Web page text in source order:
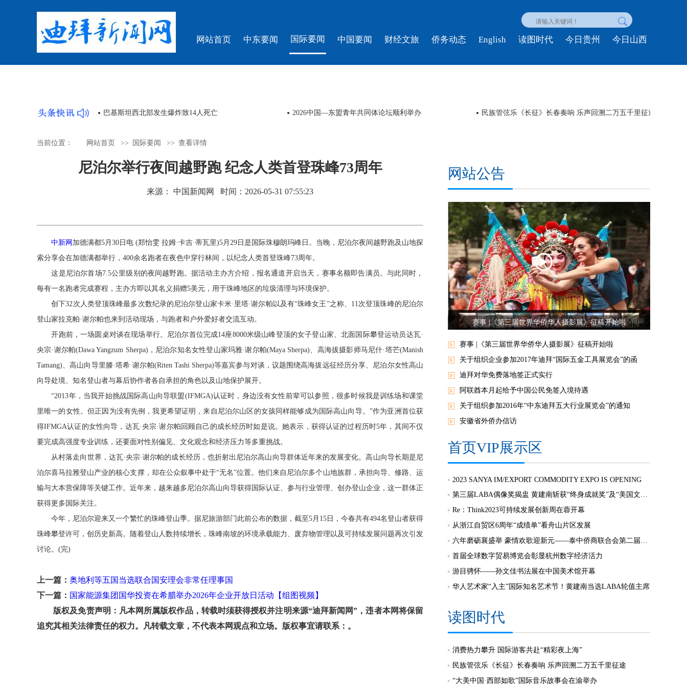
网站首页 中东要闻 国际要闻 中国要闻 财经文旅 侨务动态 English 读图时代 今日贵州 今日山西
青年共同体论坛顺利举办 民族管弦乐《长征》长春奏响 乐声回溯二万五千里征途 日本熊本县地震遇难人数升至14人 福建泉州举办“台湾青年探泉州”主题活动
当前位置： 网站首页 >> 国际要闻 >> 查看详情
尼泊尔举行夜间越野跑 纪念人类首登珠峰73周年
来源： 中国新闻网 时间：2026-05-31 07:55:23
中新网 加德满都5月30日电 (郑怡雯 拉姆·卡吉·蒂瓦里)5月29日是国际珠穆朗玛峰日。当晚，尼泊尔夜间越野跑及山地探
索分享会在加德满都举行，400余名跑者在夜色中穿行林间，以纪念人类首登珠峰73周年。
这是尼泊尔首场7.5公里级别的夜间越野跑。据活动主办方介绍，报名通道开启当天，赛事名额即告满员。与此同时，
每有一名跑者完成赛程，主办方即以其名义捐赠5美元，用于珠峰地区的垃圾清理与环境保护。
创下32次人类登顶珠峰最多次数纪录的尼泊尔登山家卡米·里塔·谢尔帕以及有“珠峰女王”之称、11次登顶珠峰的尼泊尔
登山家拉克帕·谢尔帕也来到活动现场，与跑者和户外爱好者交流互动。
开跑前，一场圆桌对谈在现场举行。尼泊尔首位完成14座8000米级山峰登顶的女子登山家、北面国际攀登运动员达瓦·
央宗·谢尔帕(Dawa Yangzum Sherpa)，尼泊尔知名女性登山家玛雅·谢尔帕(Maya Sherpa)、高海拔摄影师马尼什·塔芒(Manish
Tamang)、高山向导里滕·塔希·谢尔帕(Riten Tashi Sherpa)等嘉宾参与对谈，议题围绕高海拔远征经历分享、尼泊尔女性高山
向导处境、知名登山者与幕后协作者各自承担的角色以及山地保护展开。
“2013年，当我开始挑战国际高山向导联盟(IFMGA)认证时，身边没有女性前辈可以参照，很多时候我是训练场和课堂
里唯一的女性。但正因为没有先例，我更希望证明，来自尼泊尔山区的女孩同样能够成为国际高山向导。”作为亚洲首位获
得IFMGA认证的女性向导，达瓦·央宗·谢尔帕回顾自己的成长经历时如是说。她表示，获得认证的过程历时5年，其间不仅
要完成高强度专业训练，还要面对性别偏见、文化观念和经济压力等多重挑战。
从村落走向世界，达瓦·央宗·谢尔帕的成长经历，也折射出尼泊尔高山向导群体近年来的发展变化。高山向导长期是尼
泊尔喜马拉雅登山产业的核心支撑，却在公众叙事中处于“无名”位置。他们来自尼泊尔多个山地族群，承担向导、修路、运
输与大本营保障等关键工作。近年来，越来越多尼泊尔高山向导获得国际认证、参与行业管理、创办登山企业，这一群体正
获得更多国际关注。
今年，尼泊尔迎来又一个繁忙的珠峰登山季。据尼旅游部门此前公布的数据，截至5月15日，今春共有494名登山者获得
珠峰攀登许可，创历史新高。随着登山人数持续增长，珠峰南坡的环境承载能力、废弃物管理以及可持续发展问题再次引发
讨论。(完)
上一篇： 奥地利等五国当选联合国安理会非常任理事国
下一篇： 国家能源集团国华投资在希腊举办2026年企业开放日活动【组图视频】
版权及免责声明：凡本网所属版权作品，转载时须获得授权并注明来源“迪拜新闻网”，违者本网将保留
追究其相关法律责任的权力。凡转载文章，不代表本网观点和立场。版权事宜请联系：。
网站公告
赛事 |《第三届世界华侨华人摄影展》征稿开始啦
赛事 |《第三届世界华侨华人摄影展》征稿开始啦
关于组织企业参加2017年迪拜“国际五金工具展览会”的函
迪拜对华免费落地签正式实行
阿联酋本月起给予中国公民免签入境待遇
关于组织参加2016年“中东迪拜五大行业展览会”的通知
安徽省外侨办信访
首页VIP展示区
2023 SANYA IM/EXPORT COMMODITY EXPO IS OPENING
第三届LABA偶像奖揭盅 黄建南斩获“终身成就奖”及“美国文化奖”
Re：Think2023可持续发展创新周在蓉开幕
从浙江自贸区6周年“成绩单”看舟山片区发展
六年磨砺襄盛举 豪情欢歌迎新元——泰中侨商联合会第二届第七次会员大会暨新春联欢晚会隆重举行
首届全球数字贸易博览会彰显杭州数字经济活力
游目骋怀——孙文佳书法展在中国美术馆开幕
华人艺术家“入主”国际知名艺术节！黄建南当选LABA轮值主席
读图时代
消费热力攀升 国际游客共赴“精彩夜上海”
民族管弦乐《长征》长春奏响 乐声回溯二万五千里征途
“大美中国·西部如歌”国际音乐故事会在渝举办